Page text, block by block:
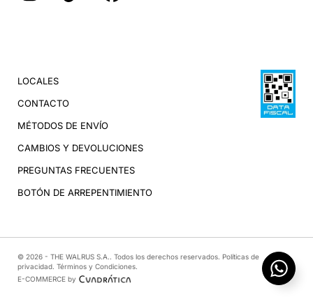
LOCALES
CONTACTO
MÉTODOS DE ENVÍO
CAMBIOS Y DEVOLUCIONES
PREGUNTAS FRECUENTES
BOTÓN DE ARREPENTIMIENTO
© 2026 - THE WALRUS S.A.. Todos los derechos reservados. Políticas de
privacidad Términos y Condiciones
E-COMMERCE by